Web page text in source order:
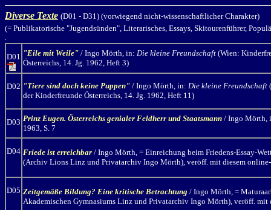
Diverse Texte (D01 - D31) (vorwiegend nicht-wissenschaftlicher Charakter)
(= Publikatorische "Jugendsünden", Literarisches, Essays, Skitourenführer,
D01 "Eile mit Weile" / Ingo Mörth, in: Die kleine Freundschaft (Wien:
Österreichs, 14. Jg. 1962, Heft 3)
D02 "Tiere sind doch keine Puppen" / Ingo Mörth, in: Die kleine Freundschaft
der Kinderfreunde Österreichs, 14. Jg. 1962, Heft 11)
D03 Prinz Eugen. Österreichs genialer Feldherr und Staatsmann / Ingo Mörth,
1963, S. 7
D04 Friede ist erreichbar / Ingo Mörth, = Einreichung beim Friedens-Essay-
(Archiv Lions Linz und Privatarchiv Ingo Mörth), veröff. mit diesem
D05 Zeitgemäße Bildung? Eine kritische Betrachtung / Ingo Mörth, =
Akademischen Gymnasiums Linz und Privatarchiv Ingo Mörth), veröff. mit